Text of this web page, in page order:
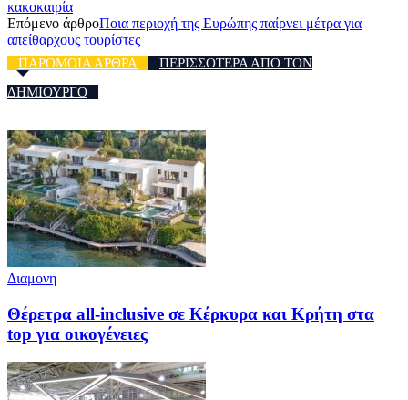
κακοκαιρία
Επόμενο άρθροΠοια περιοχή της Ευρώπης παίρνει μέτρα για
απείθαρχους τουρίστες
ΠΑΡΟΜΟΙΑ ΑΡΘΡΑ
ΠΕΡΙΣΣΟΤΕΡΑ ΑΠΟ ΤΟΝ
ΔΗΜΙΟΥΡΓΟ
Διαμονη
Θέρετρα all-inclusive σε Κέρκυρα και Κρήτη στα
top για οικογένειες